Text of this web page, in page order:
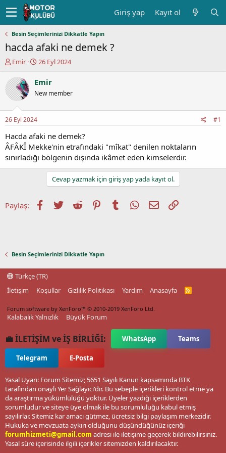
Giriş yap Kayıt ol
Besin Seçimlerinizi Dikkatle Yapın
hacda afaki ne demek ?
K
n
u
y
b
a
ş
l
a
t
a
Emir
B
ş
a
ç
t
a
r
i
26 Eyl 2024
Emir
New member
26 Eyl 2024 #1
Hacda afaki ne demek?
ÂFÂKÎ Mekke'nin etrafındaki "mîkat" denilen noktaların
sınırladığı bölgenin dışında ikâmet eden kimselerdir.
Cevap yazmak için giriş yap yada kayıt ol.
Paylaş: Facebook
TwitterReddit PinterestTumblrWhatsApp
E-postaLink
Besin Seçimlerinizi Dikkatle Yapın
Türkçe (TR)
İletişim
Koşullar Gizlilik Politikası Yardım Anasayfa
R
Forum software by XenForo™ © 2010-2019 XenForo Ltd.
Kalabalık Yalnızlık Büyük Forum
💼 İLETİŞİM ve İŞ BİRLİĞİ: WhatsApp Teams
Telegram E-Posta
Yasal Uyarı: Forum Sitemiz; 5651 Sayılı Kanun kapsamında BTK
tarafından onaylı Yer Sağlayıcı'dır. Bu sebeple içerikleri kontrol etme ya
da araştırma yükümlülüğü yoktur. Üyeler yazdığı içeriklerden
sorumludur ve siteye üye olmak ile bu sorumluluğu kabul etmiş
sayılırlar. Sitemiz kar amacı gütmez, ücretsiz bilgi paylaşım merkezidir.
Hukuka ve mevzuata aykırı olduğunu düşündüğünüz içeriği
forumhizmeti@gmail.com adresi ile iletişime geçerek bildirebilirsiniz.
Yasal süre içerisinde ilgili içerikler sitemizden kaldırılacaktır.